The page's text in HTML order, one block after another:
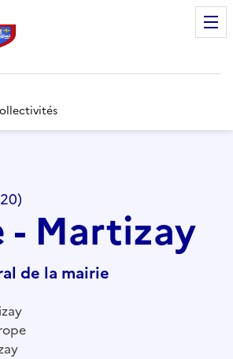
- Martizay
de la mairie